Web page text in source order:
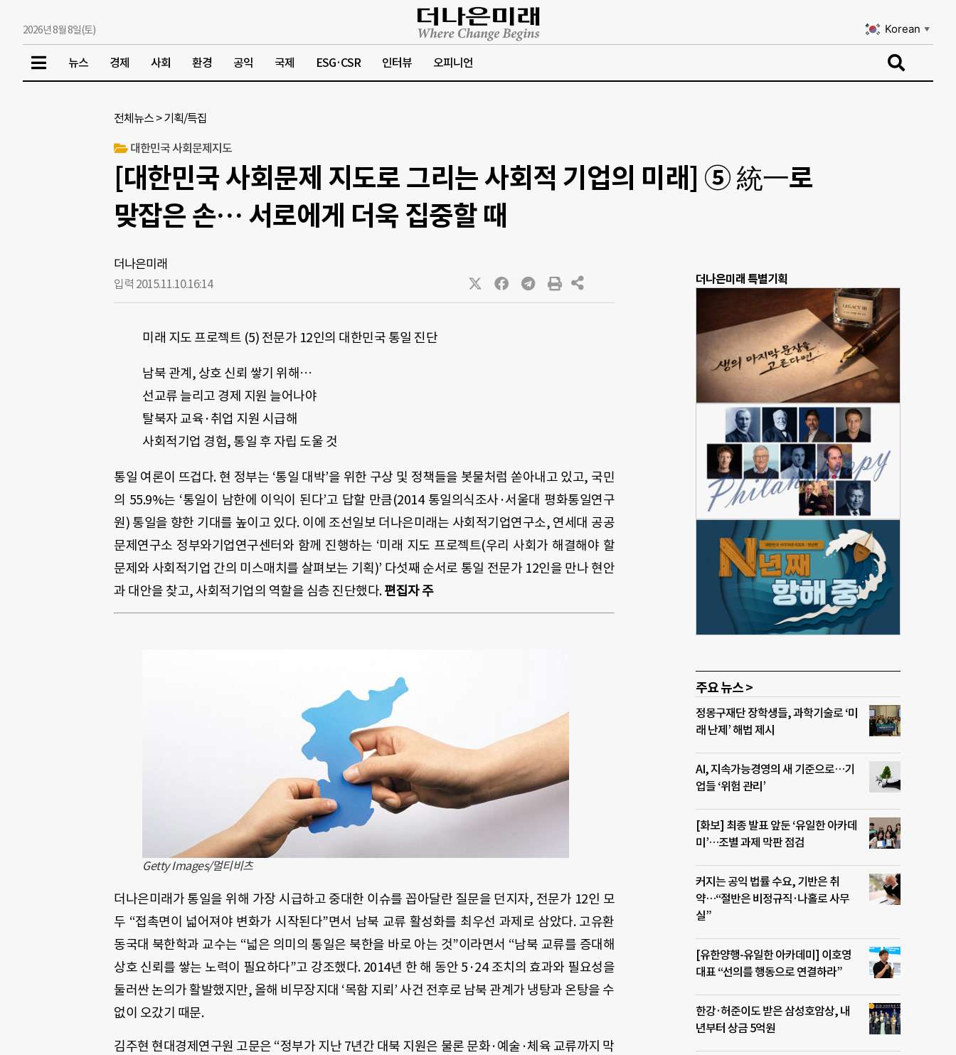
2026년 8월 8일(토) Korean ▼
뉴스 경제 사회 환경 공익 국제 ESG·CSR 인터뷰 오피니언
전체뉴스 >기획/특집
대한민국 사회문제지도
[대한민국 사회문제 지도로 그리는 사회적 기업의 미래] ⑤ 統一로
맞잡은 손… 서로에게 더욱 집중할 때
더나은미래
입력 2015.11.10.16:14
미래 지도 프로젝트 (5) 전문가 12인의 대한민국 통일 진단
남북 관계, 상호 신뢰 쌓기 위해…
선교류 늘리고 경제 지원 늘어나야
탈북자 교육·취업 지원 시급해
사회적기업 경험, 통일 후 자립 도울 것
통일 여론이 뜨겁다. 현 정부는 ‘통일 대박’을 위한 구상 및 정책들을 봇물처럼 쏟아내고 있고, 국민
의 55.9%는 ‘통일이 남한에 이익이 된다’고 답할 만큼(2014 통일의식조사·서울대 평화통일연구
원) 통일을 향한 기대를 높이고 있다. 이에 조선일보 더나은미래는 사회적기업연구소, 연세대 공공
문제연구소 정부와기업연구센터와 함께 진행하는 ‘미래 지도 프로젝트(우리 사회가 해결해야 할
문제와 사회적기업 간의 미스매치를 살펴보는 기획)’ 다섯째 순서로 통일 전문가 12인을 만나 현안
과 대안을 찾고, 사회적기업의 역할을 심층 진단했다.편집자 주
Getty Images/멀티비츠
더나은미래가 통일을 위해 가장 시급하고 중대한 이슈를 꼽아달란 질문을 던지자, 전문가 12인 모
두 “접촉면이 넓어져야 변화가 시작된다”면서 남북 교류 활성화를 최우선 과제로 삼았다. 고유환
동국대 북한학과 교수는 “넓은 의미의 통일은 북한을 바로 아는 것”이라면서 “남북 교류를 증대해
상호 신뢰를 쌓는 노력이 필요하다”고 강조했다. 2014년 한 해 동안 5·24 조치의 효과와 필요성을
둘러싼 논의가 활발했지만, 올해 비무장지대 ‘목함 지뢰’ 사건 전후로 남북 관계가 냉탕과 온탕을 수
없이 오갔기 때문.
김주현 현대경제연구원 고문은 “정부가 지난 7년간 대북 지원은 물론 문화·예술·체육 교류까지 막
더나은미래 특별기획
주요 뉴스 >
정몽구재단 장학생들, 과학기술로 ‘미
래 난제’ 해법 제시
AI, 지속가능경영의 새 기준으로…기
업들 ‘위험 관리’
[화보] 최종 발표 앞둔 ‘유일한 아카데
미’…조별 과제 막판 점검
커지는 공익 법률 수요, 기반은 취
약…“절반은 비정규직·나홀로 사무
실”
[유한양행-유일한 아카데미] 이호영
대표 “선의를 행동으로 연결하라”
한강·허준이도 받은 삼성호암상, 내
년부터 상금 5억원